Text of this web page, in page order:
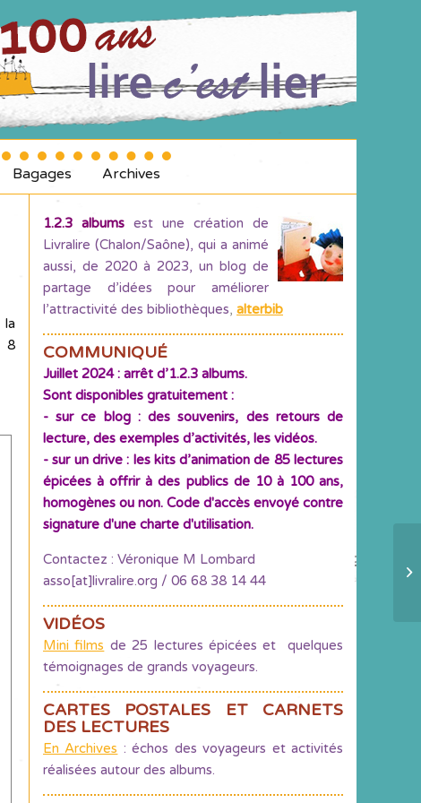
Bagages Archives
la
8
1.2.3 albums est une création de
Livralire (Chalon/Saône), qui a animé
aussi, de 2020 à 2023, un blog de
partage d’idées pour améliorer
l’attractivité des bibliothèques, alterbib
COMMUNIQUÉ
Juillet 2024 : arrêt d’1.2.3 albums.
Sont disponibles gratuitement :
- sur ce blog : des souvenirs, des retours de
lecture, des exemples d’activités, les vidéos.
- sur un drive : les kits d’animation de 85 lectures
épicées à offrir à des publics de 10 à 100 ans,
homogènes ou non. Code d'accès envoyé contre
signature d'une charte d'utilisation.
Contactez : Véronique M Lombard
asso[at]livralire.org / 06 68 38 14 44
VIDÉOS
Mini films de 25 lectures épicées et quelques
témoignages de grands voyageurs.
CARTES POSTALES ET CARNETS
DES LECTURES
En Archives : échos des voyageurs et activités
réalisées autour des albums.